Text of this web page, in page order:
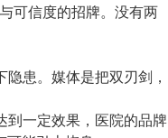
可信度的招牌。没有两
患。媒体是把双刃剑，
一定效果，医院的品牌